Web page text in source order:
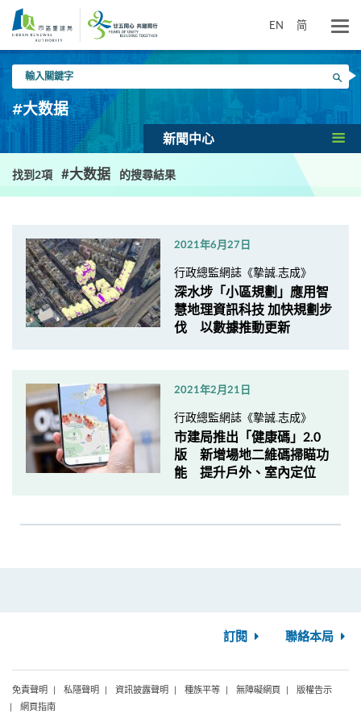
要
EN 简
入
關
鍵
搜尋
#大数据
新聞中心
找到2項 #大数据 的搜尋結果
2021年6月27日
行政總監網誌《摯誠.志成》
深水埗「小區規劃」應用智
慧地理資訊科技 加快規劃步
伐 以數據推動更新
2021年2月21日
行政總監網誌《摯誠.志成》
市建局推出「健康碼」2.0
版 新增場地二維碼掃瞄功
能 提升戶外、室內定位
訂閱 聯絡本局
免責聲明 私隱聲明 資訊披露聲明 種族平等 無障礙網頁
版權告示
網頁指南